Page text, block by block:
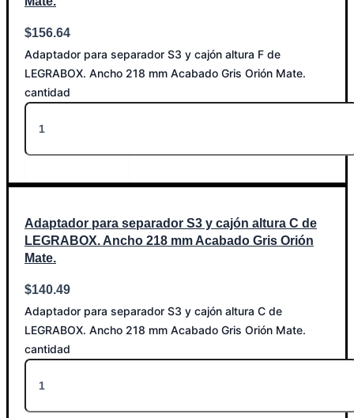
$156.64
Adaptador para separador S3 y cajón altura F de
LEGRABOX. Ancho 218 mm Acabado Gris Orión Mate.
cantidad
Adaptador para separador S3 y cajón altura C de
LEGRABOX. Ancho 218 mm Acabado Gris Orión
Mate.
$140.49
Adaptador para separador S3 y cajón altura C de
LEGRABOX. Ancho 218 mm Acabado Gris Orión Mate.
cantidad